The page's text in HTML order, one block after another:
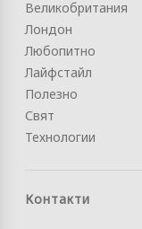
Великобритания
Лондон
Любопитно
Лайфстайл
Полезно
Свят
Технологии
Контакти